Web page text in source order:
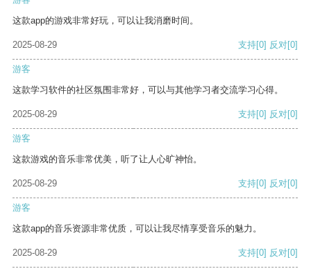
这款app的游戏非常好玩，可以让我消磨时间。
2025-08-29 支持[0] 反对[0]
游客
这款学习软件的社区氛围非常好，可以与其他学习者交流学习心得。
2025-08-29 支持[0] 反对[0]
游客
这款游戏的音乐非常优美，听了让人心旷神怡。
2025-08-29 支持[0] 反对[0]
游客
这款app的音乐资源非常优质，可以让我尽情享受音乐的魅力。
2025-08-29 支持[0] 反对[0]